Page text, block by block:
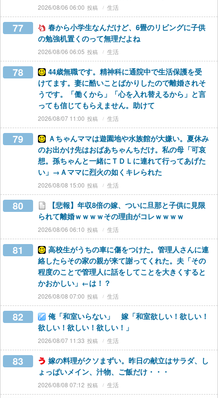
2026/08/06 06:00 生活
77
春から小学生なんだけど、6畳のリビングに子供
の勉強机置くのって無理だよね
2026/08/06 06:05 生活
78
44歳無職です。精神科に通院中で生活保護を受
けてます。妻に酷いことばかりしたので離婚されそ
うです。「働くから」「心を入れ替えるから」と言
っても信じてもらえません。助けて
2026/08/07 11:00 生活
79
Ａちゃんママは遊園地や水族館が大嫌い。夏休み
のお出かけ先はおばあちゃんちだけ。私の母「可哀
想。孫ちゃんと一緒にＴＤＬに連れて行ってあげた
い」→Ａママに烈火の如くキレられた
2026/08/08 15:00 生活
80
【悲報】年収8倍の嫁、ついに旦那と子供に見限
られて離婚ｗｗｗｗその理由がコレｗｗｗｗ
2026/08/06 06:10 生活
81
高校生がうちの車に傷をつけた。管理人さんに連
絡したらその家の親が来て謝ってくれた。夫「その
程度のことで管理人に話をしてことを大きくすると
かおかしい」←は！？
2026/08/08 07:00 生活
82
俺「和室いらない」 嫁「和室欲しい！欲しい！
欲しい！欲しい！欲しい！」
2026/08/07 11:33 生活
83
嫁の料理がクソまずい。昨日の献立はサラダ、し
ょっぱいメイン、汁物、ご飯だけ・・・
2026/08/08 07:12 生活